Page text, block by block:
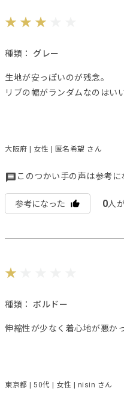
種類： グレー
生地が安っぽいのが残念。
リブの幅がランダムなのはい
大阪府 | 女性 | 匿名希望 さん
このつかい手の声は参考に
参考になった 0人
種類： ボルドー
伸縮性が少なく着心地が悪か
東京都 | 50代 | 女性 | nisin さん